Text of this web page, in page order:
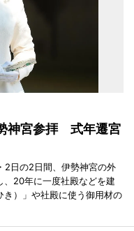
神宮参拝 式年遷宮
2日の2日間、伊勢神宮の外
、20年に一度社殿などを建
）」や社殿に使う御用材の